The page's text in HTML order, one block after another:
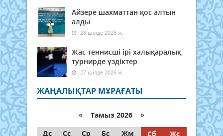
Айзере шахматтан қос алтын
алды
28 шілде 2026 ж.
Жас теннисші ірі халықаралық
турнирде үздіктер
27 шілде 2026 ж.
ЖАҢАЛЫҚТАР МҰРАҒАТЫ
« Тамыз 2026 »
Дс
Сс Ср Бс Жм Сб
Жс